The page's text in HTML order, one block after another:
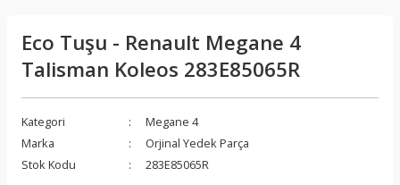
Eco Tuşu - Renault Megane 4
Talisman Koleos 283E85065R
Kategori
Megane 4
Marka
Orjinal Yedek Parça
Stok Kodu
283E85065R